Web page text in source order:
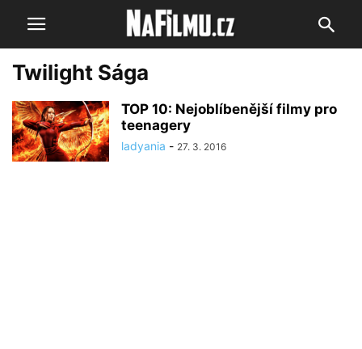
Twilight Sága
TOP 10: Nejoblíbenější filmy pro
teenagery
ladyania - 27. 3. 2016